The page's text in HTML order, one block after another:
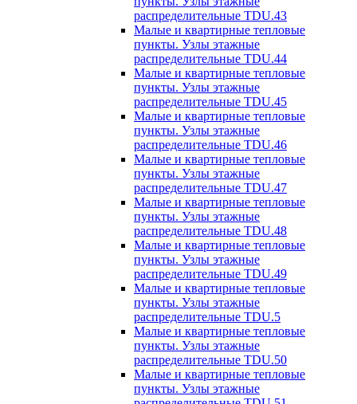
распределительные TDU.43
Малые и квартирные тепловые
пункты. Узлы этажные
распределительные TDU.44
Малые и квартирные тепловые
пункты. Узлы этажные
распределительные TDU.45
Малые и квартирные тепловые
пункты. Узлы этажные
распределительные TDU.46
Малые и квартирные тепловые
пункты. Узлы этажные
распределительные TDU.47
Малые и квартирные тепловые
пункты. Узлы этажные
распределительные TDU.48
Малые и квартирные тепловые
пункты. Узлы этажные
распределительные TDU.49
Малые и квартирные тепловые
пункты. Узлы этажные
распределительные TDU.5
Малые и квартирные тепловые
пункты. Узлы этажные
распределительные TDU.50
Малые и квартирные тепловые
пункты. Узлы этажные